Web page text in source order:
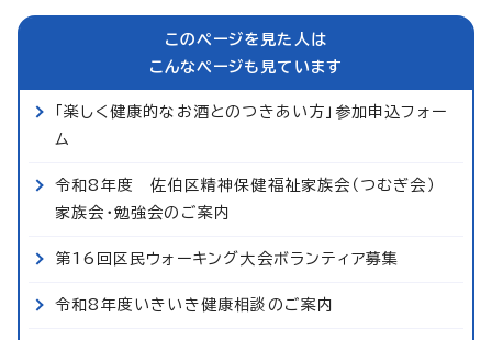
このページを見た人は
こんなページも見ています
「楽しく健康的なお酒とのつきあい方」参加申込フォー
ム
令和8年度 佐伯区精神保健福祉家族会（つむぎ会）
家族会・勉強会のご案内
第16回区民ウォーキング大会ボランティア募集
令和8年度いきいき健康相談のご案内